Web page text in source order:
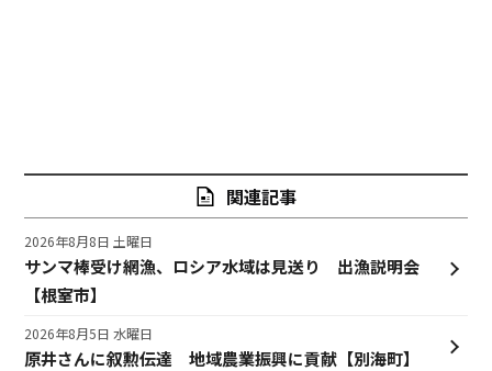
関連記事
サンマ棒受け網漁、ロシア水域は見送り 出漁説明会
【根室市】
2026年8月8日 土曜日
原井さんに叙勲伝達 地域農業振興に貢献【別海町】
2026年8月5日 水曜日